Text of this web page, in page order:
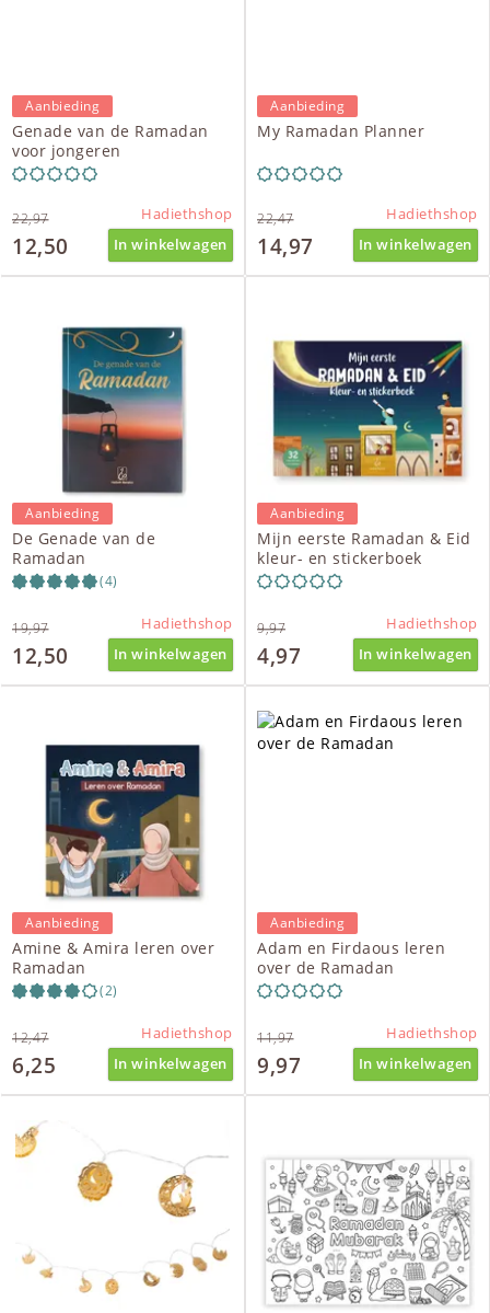
Genade van de Ramadan
voor jongeren
Aanbieding
Hadiethshop
22,97
12,50 In winkelwagen
My Ramadan Planner
Aanbieding
Hadiethshop
22,47
14,97 In winkelwagen
De Genade van de
Ramadan
Aanbieding
(4)
Hadiethshop
19,97
12,50 In winkelwagen
Mijn eerste Ramadan & Eid
kleur- en stickerboek
Aanbieding
Hadiethshop
9,97
4,97 In winkelwagen
Amine & Amira leren over
Ramadan
Aanbieding
(2)
Hadiethshop
12,47
6,25 In winkelwagen
Adam en Firdaous leren
over de Ramadan
Aanbieding
Hadiethshop
11,97
9,97 In winkelwagen